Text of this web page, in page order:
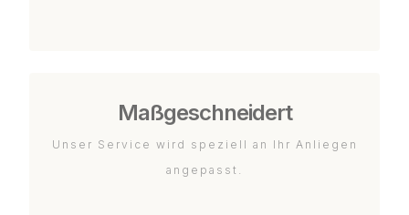
Maßgeschneidert
Unser Service wird speziell an Ihr Anliegen
angepasst.